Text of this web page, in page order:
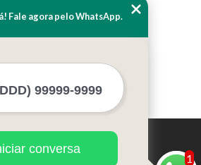
1
Fale agora pelo WhatsApp.
conversa